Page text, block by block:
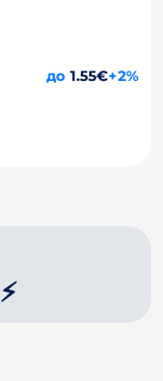
до 1.55€+2%
⚡